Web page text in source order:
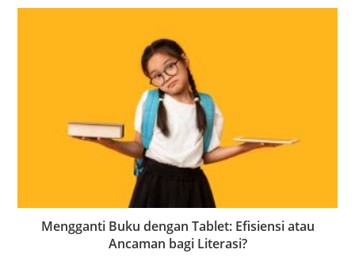
Mengganti Buku dengan Tablet: Efisiensi atau
Ancaman bagi Literasi?